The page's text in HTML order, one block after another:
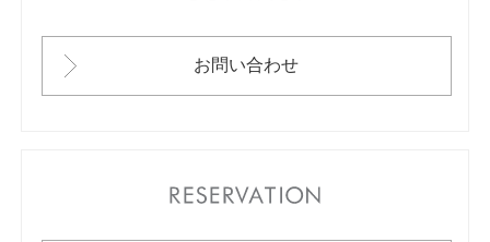
お問い合わせ